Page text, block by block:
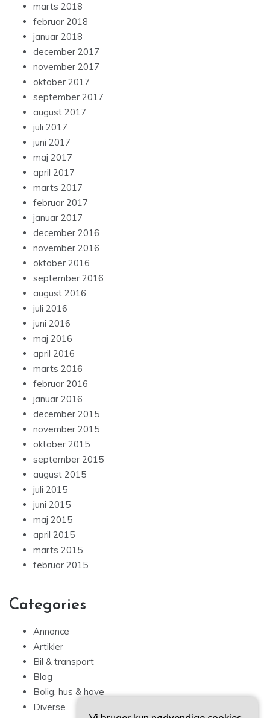
marts 2018
februar 2018
januar 2018
december 2017
november 2017
oktober 2017
september 2017
august 2017
juli 2017
juni 2017
maj 2017
april 2017
marts 2017
februar 2017
januar 2017
december 2016
november 2016
oktober 2016
september 2016
august 2016
juli 2016
juni 2016
maj 2016
april 2016
marts 2016
februar 2016
januar 2016
december 2015
november 2015
oktober 2015
september 2015
august 2015
juli 2015
juni 2015
maj 2015
april 2015
marts 2015
februar 2015
Categories
Annonce
Artikler
Bil & transport
Blog
Bolig, hus & have
Diverse